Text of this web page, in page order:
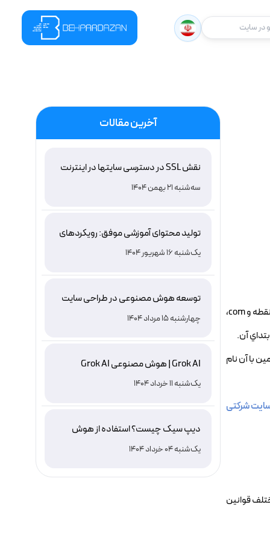
در سایت
نام دامنه شما نبايد از 63 كاراكتر بيشتر شود البته به غير از دات و پسوند كه مي تواند com, net يا ... باشد مثلاً براي دومين yadbegir.com غير از نقطه و com،
با آن نام
شرکتی
قوانين
آخرین مقالات
نقش SSL در دسترسی سایتها در اینترنت
ملی ایران و باور غلط درباره دامنه های IR
سه‌شنبه 21 بهمن 1404
تولید محتوای آموزشی موفق: رویکردهای
نوین و اثربخش
یک‌شنبه 16 شهریور 1404
توسعه هوش مصنوعی در طراحی سایت
چهارشنبه 15 مرداد 1404
Grok AI | هوش مصنوعی Grok AI
یک‌شنبه 11 خرداد 1404
دیپ سیک چیست؟ استفاده از هوش
مصنوعی DeepSeek ، نصب و دانلود
یک‌شنبه 04 خرداد 1404